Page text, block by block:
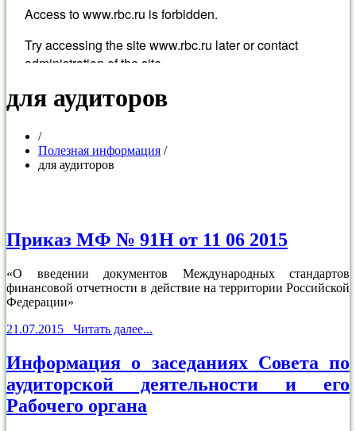
для аудиторов
/
Полезная информация /
для аудиторов
Приказ МФ № 91Н от 11 06 2015
«О введении документов Международных стандартов
финансовой отчетности в действие на территории Российской
Федерации»
21.07.2015 Читать далее...
Информация о заседаниях Совета по
аудиторской деятельности и его
Рабочего органа